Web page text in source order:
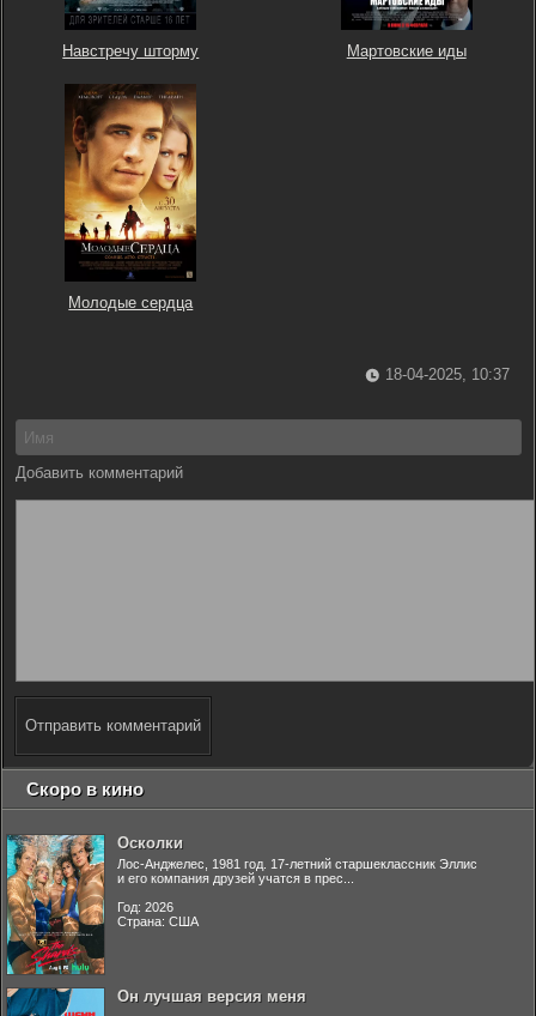
Навстречу шторму Мартовские иды
Молодые сердца
18-04-2025, 10:37
Добавить комментарий
Отправить комментарий
Скоро в кино
Осколки
Лос-Анджелес, 1981 год. 17-летний старшеклассник Эллис
и его компания друзей учатся в прес...
Год: 2026
Страна: США
Он лучшая версия меня